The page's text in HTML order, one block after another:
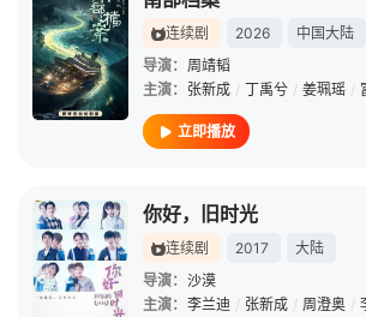
连续剧 2026
中国大陆
导演： 周靖韬
主演： 张新成 / 丁禹兮 / 姜珮瑶 /
立即播放
你好，旧时光
连续剧 2017
大陆
导演： 沙漠
主演： 李兰迪 / 张新成 / 周澄奥 /